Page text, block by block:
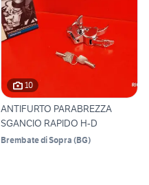
10
ANTIFURTO PARABREZZA
SGANCIO RAPIDO H-D
Brembate di Sopra (BG)